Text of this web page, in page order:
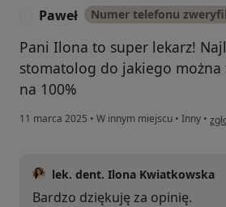
Paweł Numer telefonu
Pani Ilona to super lekarz!
stomatolog do jakiego można
na 100%
11 marca 2025 • W innym miejscu • Inny • w
lek. dent. Ilona Kwiatkowska
Bardzo dziękuję za opinię.